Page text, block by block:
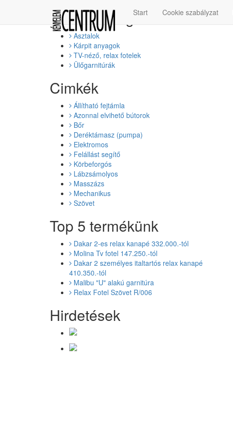
Start Cookie szabályzat
Termékkategóriák
Asztalok
Kárpit anyagok
TV-néző, relax fotelek
Ülőgarnitúrák
Cimkék
Állítható fejtámla
Azonnal elvihető bútorok
Bőr
Deréktámasz (pumpa)
Elektromos
Felállást segítő
Körbeforgós
Lábzsámolyos
Masszázs
Mechanikus
Szövet
Top 5 termékünk
Dakar 2-es relax kanapé 332.000.-tól
Molina Tv fotel 147.250.-tól
Dakar 2 személyes italtartós relax kanapé
410.350.-tól
Malibu "U" alakú garnitúra
Relax Fotel Szövet R/006
Hirdetések